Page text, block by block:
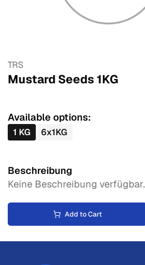
TRS
Mustard Seeds1KG
Available options:
1 KG 6x1KG
Beschreibung
Keine Beschreibung verfügbar.
Add to Cart